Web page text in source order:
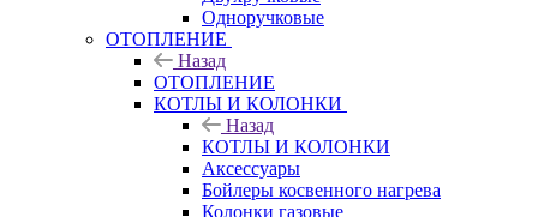
Одноручковые
ОТОПЛЕНИЕ
Назад
ОТОПЛЕНИЕ
КОТЛЫ И КОЛОНКИ
Назад
КОТЛЫ И КОЛОНКИ
Аксессуары
Бойлеры косвенного нагрева
Колонки газовые